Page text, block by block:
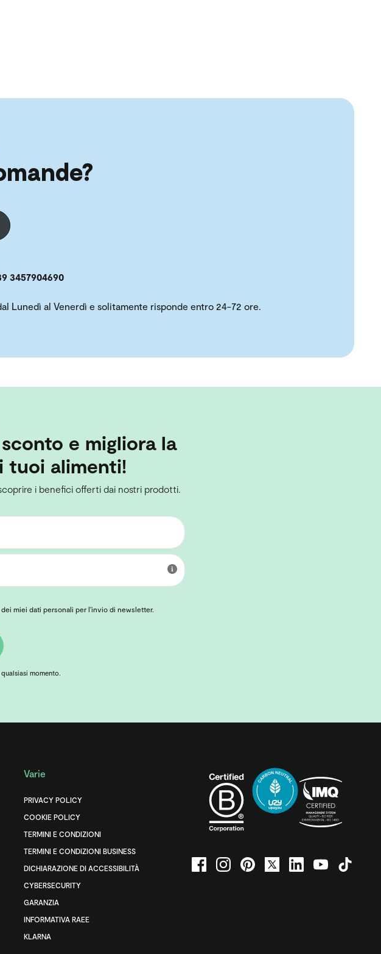
3457904690
Lunedì al Venerdì e solitamente risponde entro 24-72 ore.
e migliora la
tuoi alimenti!
i benefici offerti dai nostri prodotti.
miei dati personali per l'invio di newsletter.
momento.
Varie
PRIVACY POLICY
COOKIE POLICY
TERMINI E CONDIZIONI
TERMINI E CONDIZIONI BUSINESS
DICHIARAZIONE DI ACCESSIBILITÀ
CYBERSECURITY
GARANZIA
INFORMATIVA RAEE
KLARNA